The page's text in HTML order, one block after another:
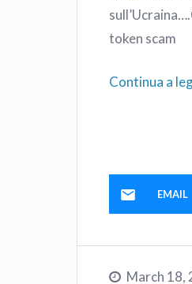
token scam
Continua a
EMAIL
March 18,